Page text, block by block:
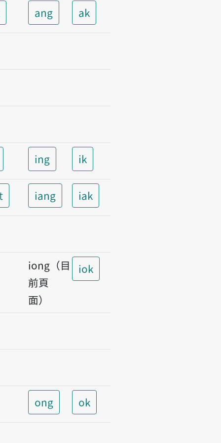
ang ak
ing ik
iang iak
iong（目
前頁
面）
iok
ong ok